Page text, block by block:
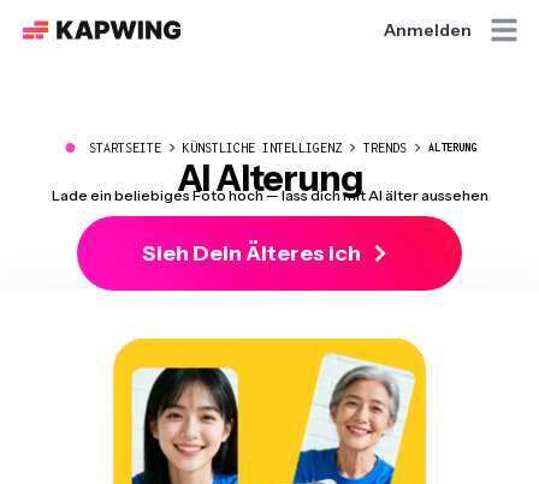
Anmelden
● STARTSEITE KÜNSTLICHE INTELLIGENZ TRENDS ALTERUNG
AI Alterung
Lade ein beliebiges Foto hoch — lass dich mit AI älter aussehen
Sieh Dein Älteres Ich